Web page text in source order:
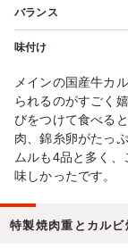
バランス
味付け
メインの国産牛カ
られるのがすごく
びをつけて食べる
肉、錦糸卵がたっ
ムルも4品と多く
味しかったです。
特製焼肉重とカル